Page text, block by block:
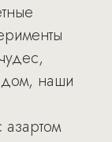
наши
азартом